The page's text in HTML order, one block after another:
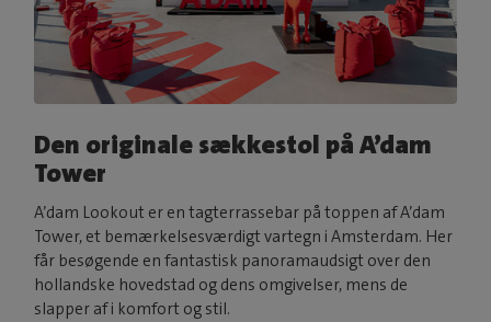
Den originale sækkestol på A’dam
Tower
A’dam Lookout er en tagterrassebar på toppen af A’dam
Tower, et bemærkelsesværdigt vartegn i Amsterdam. Her
får besøgende en fantastisk panoramaudsigt over den
hollandske hovedstad og dens omgivelser, mens de
slapper af i komfort og stil.